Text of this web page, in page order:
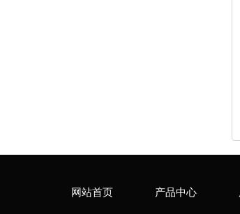
网站首页 产品中心